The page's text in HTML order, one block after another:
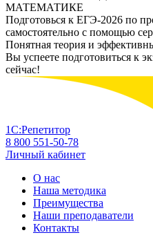
МАТЕМАТИКЕ
Подготовься к ЕГЭ-2026 по
самостоятельно с помощью
Понятная теория и
Вы успеете подготовиться к
сейчас!
1С:Репетитор
8 800 551-50-78
Личный кабинет
О нас
Наша методика
Преимущества
Наши преподаватели
Контакты